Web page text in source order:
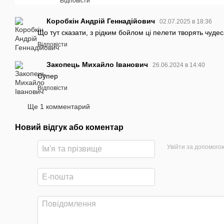
Коробкін Андрій Геннадійович 02.07.2025 в 18:36
Що тут сказати, з рідким бойлом ці пелети творять
Відповісти
Закопець Михайло Іванович 26.06.2024 в 14:40
Супер
Відповісти
Ще 1 комментарий
Новий відгук або коментар
Увійти за